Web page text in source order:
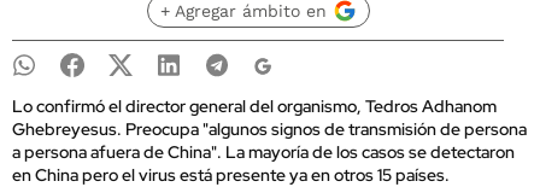
+ Agregar ámbito en
Lo confirmó el director general del organismo, Tedros Adhanom
Ghebreyesus. Preocupa "algunos signos de transmisión de persona
a persona afuera de China". La mayoría de los casos se detectaron
en China pero el virus está presente ya en otros 15 países.